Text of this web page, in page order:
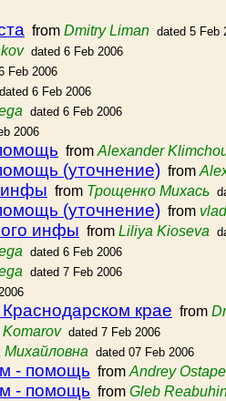
from Dmitry Liman dated 5 Feb
dated 6 Feb 2006
Feb 2006
dated 6 Feb 2006
dated 6 Feb 2006
2006
from Alexander
(уточнение) from
инфы from Трощенко Михась
(уточнение) from
инфы from Liliya Kioseva
dated 6 Feb 2006
dated 7 Feb 2006
крае from
Komarov dated 7 Feb 2006
dated 07 Feb 2006
- помощь from Andrey
- помощь from Gleb